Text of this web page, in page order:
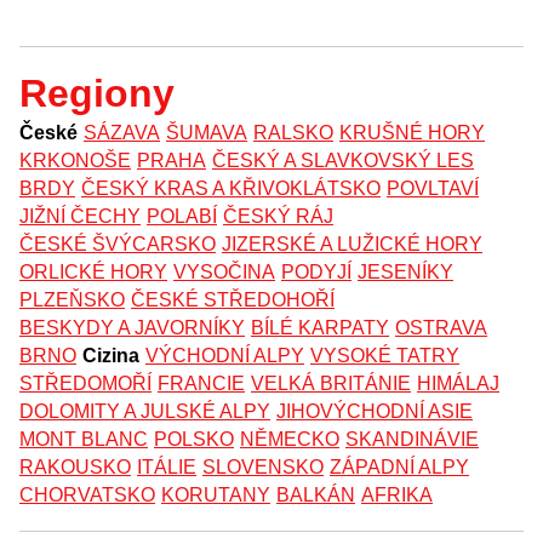
Regiony
České SÁZAVA ŠUMAVA RALSKO KRUŠNÉ HORY
KRKONOŠE PRAHA ČESKÝ A SLAVKOVSKÝ LES
BRDY ČESKÝ KRAS A KŘIVOKLÁTSKO POVLTAVÍ
JIŽNÍ ČECHY POLABÍ ČESKÝ RÁJ
ČESKÉ ŠVÝCARSKO JIZERSKÉ A LUŽICKÉ HORY
ORLICKÉ HORY VYSOČINA PODYJÍ JESENÍKY
PLZEŇSKO ČESKÉ STŘEDOHOŘÍ
BESKYDY A JAVORNÍKY BÍLÉ KARPATY OSTRAVA
BRNO Cizina VÝCHODNÍ ALPY VYSOKÉ TATRY
STŘEDOMOŘÍ
FRANCIE VELKÁ BRITÁNIE HIMÁLAJ
DOLOMITY A JULSKÉ ALPY JIHOVÝCHODNÍ ASIE
MONT BLANC POLSKO NĚMECKO SKANDINÁVIE
RAKOUSKO ITÁLIE SLOVENSKO ZÁPADNÍ ALPY
CHORVATSKO KORUTANY BALKÁN AFRIKA